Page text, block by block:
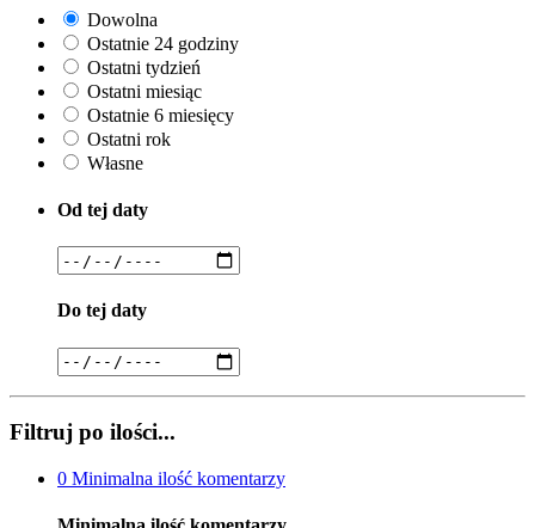
Dowolna
Ostatnie 24 godziny
Ostatni tydzień
Ostatni miesiąc
Ostatnie 6 miesięcy
Ostatni rok
Własne
Od tej daty
Do tej daty
Filtruj po ilości...
0 Minimalna ilość komentarzy